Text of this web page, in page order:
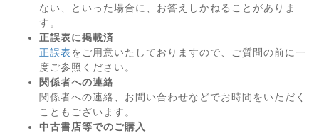
ない、といった場合に、お答えしかねることがありま
す。
正誤表に掲載済
正誤表をご用意いたしておりますので、ご質問の前に一
度ご参照ください。
関係者への連絡
関係者への連絡、お問い合わせなどでお時間をいただく
こともございます。
中古書店等でのご購入